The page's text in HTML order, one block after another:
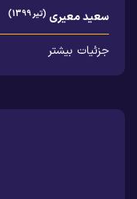
سعید معیری (تیر 1399)
جزئیات بیشتر